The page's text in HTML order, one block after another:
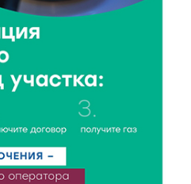
выплату контрактникам
тверичам путь к